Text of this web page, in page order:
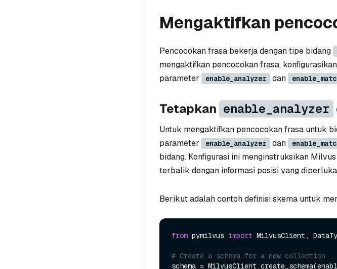
Mengaktifkan
Pencocokan frasa bekerja dengan tipe bidang
mengaktifkan pencocokan frasa,
parameter
enable_analyzer dan
Tetapkan enable_analyzer
Untuk mengaktifkan pencocokan frasa untuk
parameter
enable_analyzer dan
bidang. Konfigurasi ini menginstruksikan
terbalik dengan informasi posisi yang
Berikut adalah contoh definisi skema untuk
from pymilvus import MilvusClient,
# Create a schema for a new collection
schema =